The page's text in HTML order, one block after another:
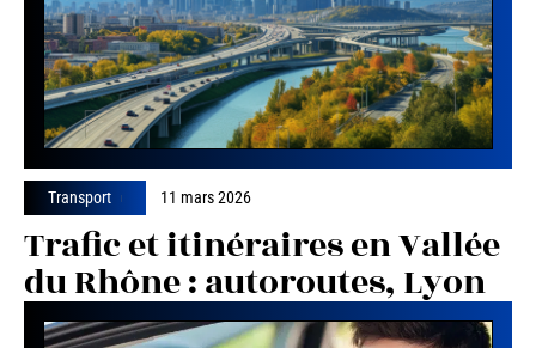
Transport 11 mars 2026
Trafic et itinéraires en Vallée
du Rhône : autoroutes, Lyon